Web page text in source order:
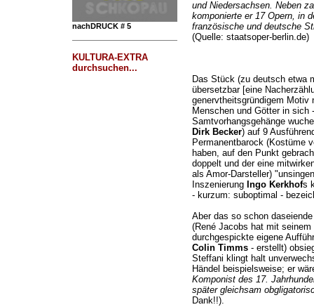
nachDRUCK # 5
KULTURA-EXTRA
durchsuchen...
und Niedersachsen. Neben
komponierte er 17 Opern, in
französische und deutsche
(Quelle: staatsoper-berlin.de)
Das Stück (zu deutsch etwa
übersetzbar [eine
genervtheitsgründigem Motiv
Menschen und Götter in
Samtvorhangsgehänge
Dirk Becker) auf 9
Permanentbarock (Kostüme
haben, auf den Punkt
doppelt und der eine
als Amor-Darsteller)
Inszenierung Ingo Kerkhofs
- kurzum: suboptimal -
Aber das so schon
(René Jacobs hat mit
durchgespickte eigene
Colin Timms- erstellt)
Steffani klingt halt
Händel beispielsweise; er
Komponist des 17.
später gleichsam
Dank!!).